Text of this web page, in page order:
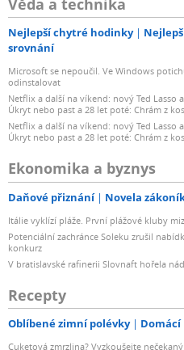
Nejlepší chytré hodinky
srovnání
Microsoft se nepoučil. Ve Windows
odinstalovat
Netflix a další na víkend: nový Ted Lasso
Úkryt nebo past a 28 let poté: Chrám z
Netflix a další na víkend: nový Ted Lasso
Úkryt nebo past a 28 let poté: Chrám z
Ekonomika a byznys
Daňové přiznání Novela
Itálie vyklízí pláže. První plážové kluby
Potenciální zachránce Soleku zrušil
konkurz
V bratislavské rafinerii Slovnaft hořela
Recepty
Oblíbené zimní polévky
Cuketová zmrzlina? Vyzkoušejte